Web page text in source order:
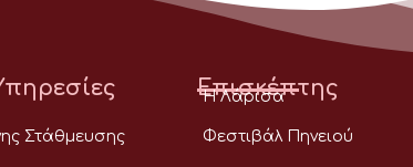
Στάθμευσης
Επισκέπτης
Η Λάρισα
Φεστιβάλ Πηνειού